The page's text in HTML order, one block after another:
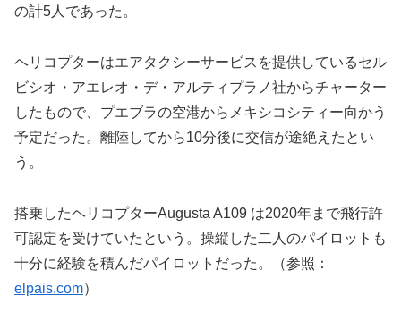
の計5人であった。
ヘリコプターはエアタクシーサービスを提供しているセル
ビシオ・アエレオ・デ・アルティプラノ社からチャーター
したもので、プエブラの空港からメキシコシティー向かう
予定だった。離陸してから10分後に交信が途絶えたとい
う。
搭乗したヘリコプターAugusta A109 は2020年まで飛行許
可認定を受けていたという。操縦した二人のパイロットも
十分に経験を積んだパイロットだった。（参照：
elpais.com）